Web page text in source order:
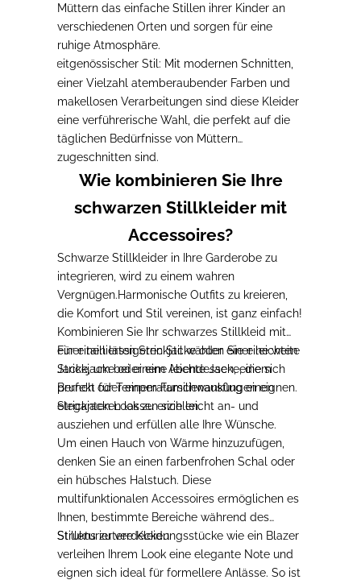
Müttern das einfache Stillen ihrer Kinder an
verschiedenen Orten und sorgen für eine
ruhige Atmosphäre.
Zeitgenössischer Stil: Mit modernen Schnitten,
einer Vielzahl atemberaubender Farben und
makellosen Verarbeitungen sind diese Kleider
eine verführerische Wahl, die perfekt auf die
täglichen Bedürfnisse von Müttern
zugeschnitten sind.
Wie kombinieren Sie Ihre
schwarzen Stillkleider mit
Accessoires?
Schwarze Stillkleider in Ihre Garderobe zu
integrieren, wird zu einem wahren
Vergnügen.Harmonische Outfits zu kreieren,
die Komfort und Stil vereinen, ist ganz einfach!
Kombinieren Sie Ihr schwarzes Stillkleid mit
einer taillierten Strickjacke oder einer leichten
Jacke, um bei einem Abendessen, einem
Brunch oder einem Familienausflug einen
eleganten Look zu erzielen.
Für einen lässigeren Stilwählen Sie eine weite
Strickjacke oder eine leichte Jacke, die sich
perfekt für Temperaturschwankungen eignen.
Strickjacken lassen sich leicht an- und
ausziehen und erfüllen alle Ihre Wünsche.
Um einen Hauch von Wärme hinzuzufügen,
denken Sie an einen farbenfrohen Schal oder
ein hübsches Halstuch. Diese
multifunktionalen Accessoires ermöglichen es
Ihnen, bestimmte Bereiche während des
Stillens zu verdecken.
Strukturiertere Kleidungsstücke wie ein Blazer
verleihen Ihrem Look eine elegante Note und
eignen sich ideal für formellere Anlässe. So ist